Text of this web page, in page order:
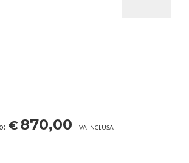
€870,00 IVA INCLUSA